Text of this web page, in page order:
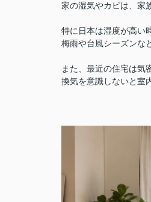
家の湿気やカビは、 家
特に日本は湿度が高い
梅雨や台風シーズンな
また、最近の住宅は気
換気を意識しないと室